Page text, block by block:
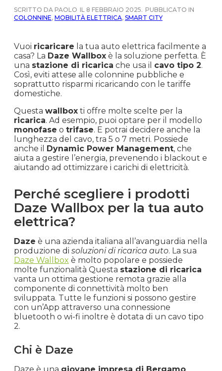
SCRITTO DA PAOLO IL 8 FEBBRAIO 2025. PUBBLICATO IN
COLONNINE, MOBILITÀ ELETTRICA, SMART CITY
Vuoi ricaricare la tua auto elettrica facilmente a
casa? La Daze Wallbox è la soluzione perfetta. È
una stazione di ricarica che usa il cavo tipo 2.
Così, eviti attese alle colonnine pubbliche e
soprattutto risparmi ricaricando con le tariffe
domestiche.
Questa wallbox ti offre molte scelte per la
ricarica. Ad esempio, puoi optare per il modello
monofase o trifase. E potrai decidere anche la
lunghezza del cavo, tra 5 o 7 metri. Possiede
anche il Dynamic Power Management, che
aiuta a gestire l’energia, prevenendo i blackout e
aiutando ad ottimizzare i carichi di elettricità.
Perché scegliere i prodotti
Daze Wallbox per la tua auto
elettrica?
Daze è una azienda italiana all’avanguardia nella
produzione di soluzioni di ricarica auto. La sua
Daze Wallbox è molto popolare e possiede
molte funzionalità Questa stazione di ricarica
vanta un ottima gestione remota grazie alla
componente di connettività molto ben
sviluppata. Tutte le funzioni si possono gestire
con un’App attraverso una connessione
bluetooth o wi-fi inoltre è dotata di un cavo tipo
2.
Chi è Daze
Daze è una giovane impresa di Bergamo